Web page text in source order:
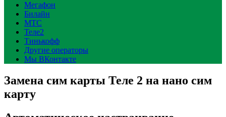
Мегафон
Билайн
МТС
Теле2
Тинькофф
Другие операторы
Мы ВКонтакте
Замена сим карты Теле 2 на нано сим
карту